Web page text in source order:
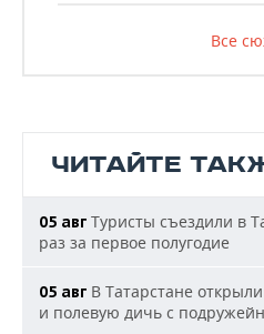
Все
ЧИТАЙТЕ
05 авг Туристы съездили в
раз за первое полугодие
05 авг В Татарстане
и полевую дичь с